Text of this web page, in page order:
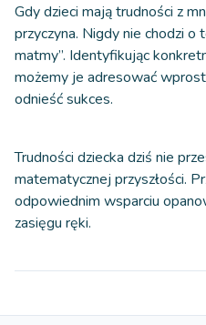
Gdy dzieci mają trudności z
przyczyna. Nigdy nie chodzi o
matmy”. Identyfikując
możemy je adresować
odnieść sukces.
Trudności dziecka dziś nie
matematycznej przyszłości.
odpowiednim wsparciu
zasięgu ręki.